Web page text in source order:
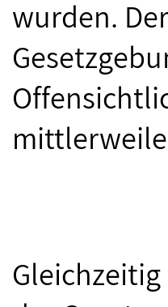
wurden.